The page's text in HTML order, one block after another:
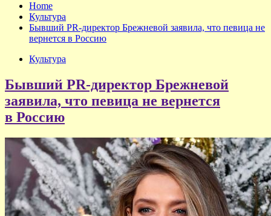
Home
Культура
Бывший PR-директор Брежневой заявила, что певица не
вернется в Россию
Культура
Бывший PR-директор Брежневой
заявила, что певица не вернется
в Россию